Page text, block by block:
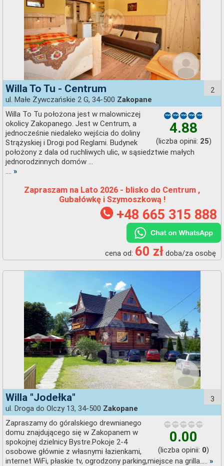
2
Willa To Tu - Centrum
ul. Małe Żywczańskie 2 G, 34-500 Zakopane
4.88
(liczba opinii: 25)
Willa To Tu położona jest w malowniczej
okolicy Zakopanego. Jest w Centrum, a
jednocześnie niedaleko wejścia do doliny
Strążyskiej i Drogi pod Reglami. Budynek
położony z dala od ruchliwych ulic, w sąsiedztwie małych
jednorodzinnych domów ...
.... »
Zapraszam na Lato 2026 - blisko do Centrum ,
Gubałówkę i Szymoszkową !
+48 665 315 888
cena od: 60 zł doba/za osobę
3
Willa "Jodełka"
ul. Droga do Olczy 13, 34-500 Zakopane
0.00
(liczba opinii: 0)
Zapraszamy do góralskiego drewnianego
domu znajdującego się w Zakopanem w
spokojnej dzielnicy Bystre.Pokoje 2-4
osobowe głównie z własnymi łazienkami,
internet WiFi, płaskie tv, ogrodzony parking,miejsce na grilla..... »